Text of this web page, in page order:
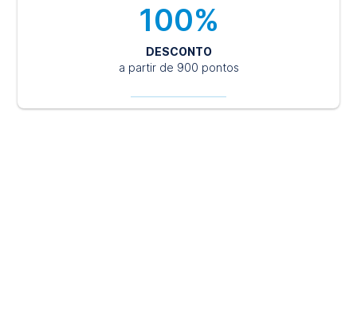
100%
DESCONTO
a partir de 900 pontos